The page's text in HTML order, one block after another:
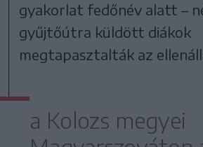
gyakorlat fedőnév alatt –
gyűjtőútra küldött diákok
megtapasztalták az
a Kolozs megyei